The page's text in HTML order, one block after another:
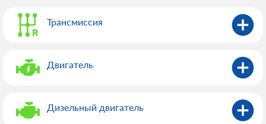
Трансмиссия
Двигатель
Дизельный двигатель